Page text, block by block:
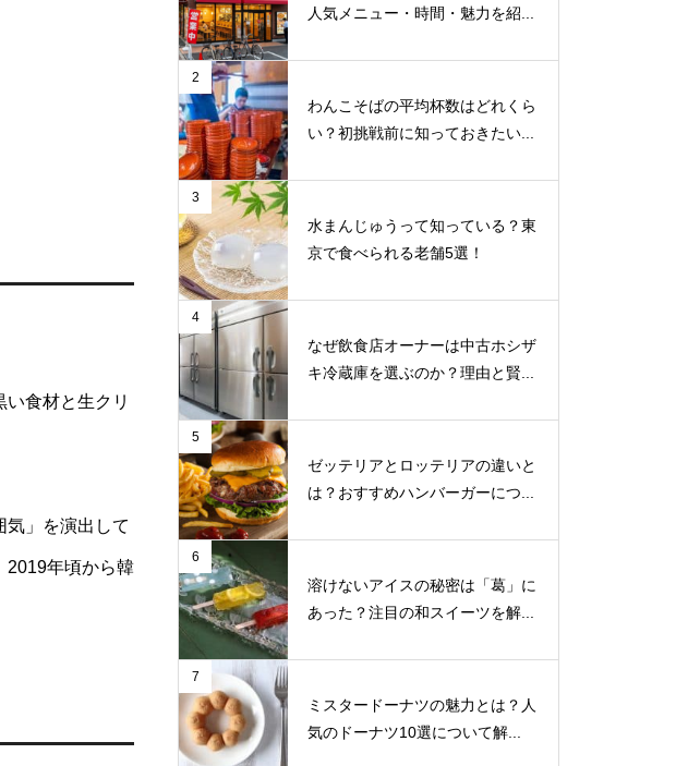
食材と生クリ
気」を演出して
2019年頃から韓
人気メニュー・時間・魅力を紹...
2
わんこそばの平均杯数はどれくら
い？初挑戦前に知っておきたい...
3
水まんじゅうって知っている？東
京で食べられる老舗5選！
4
なぜ飲食店オーナーは中古ホシザ
キ冷蔵庫を選ぶのか？理由と賢...
5
ゼッテリアとロッテリアの違いと
は？おすすめハンバーガーにつ...
6
溶けないアイスの秘密は「葛」に
あった？注目の和スイーツを解...
7
ミスタードーナツの魅力とは？人
気のドーナツ10選について解...